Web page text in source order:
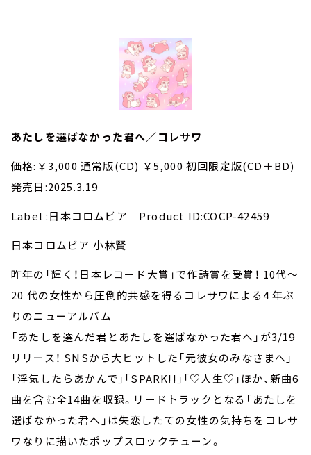
あたしを選ばなかった君へ／コレサワ
価格:￥3,000 通常版(CD) ￥5,000 初回限定版(CD＋BD)
発売日:2025.3.19
Label :日本コロムビア Product ID:COCP-42459
日本コロムビア 小林賢
昨年の「輝く！日本レコード大賞」で作詩賞を受賞！ 10代～
20 代の女性から圧倒的共感を得るコレサワによる4 年ぶ
りのニューアルバム
「あたしを選んだ君とあたしを選ばなかった君へ」が3/19
リリース！ SNSから大ヒットした「元彼女のみなさまへ」
「浮気したらあかんで」「SPARK!!」「♡人生♡」ほか、新曲6
曲を含む全14曲を収録。リードトラックとなる「あたしを
選ばなかった君へ」は失恋したての女性の気持ちをコレサ
ワなりに描いたポップスロックチューン。